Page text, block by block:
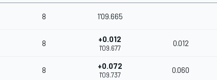
8 1'09.665
8 +0.012
1'09.677
0.012
8 +0.072
1'09.737
0.060